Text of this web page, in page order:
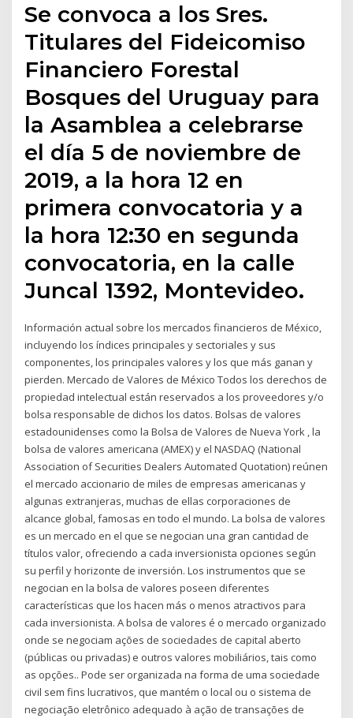
Se convoca a los Sres.
Titulares del Fideicomiso
Financiero Forestal
Bosques del Uruguay para
la Asamblea a celebrarse
el día 5 de noviembre de
2019, a la hora 12 en
primera convocatoria y a
la hora 12:30 en segunda
convocatoria, en la calle
Juncal 1392, Montevideo.
Información actual sobre los mercados financieros de México,
incluyendo los índices principales y sectoriales y sus
componentes, los principales valores y los que más ganan y
pierden. Mercado de Valores de México Todos los derechos de
propiedad intelectual están reservados a los proveedores y/o
bolsa responsable de dichos los datos. Bolsas de valores
estadounidenses como la Bolsa de Valores de Nueva York , la
bolsa de valores americana (AMEX) y el NASDAQ (National
Association of Securities Dealers Automated Quotation) reúnen
el mercado accionario de miles de empresas americanas y
algunas extranjeras, muchas de ellas corporaciones de
alcance global, famosas en todo el mundo. La bolsa de valores
es un mercado en el que se negocian una gran cantidad de
títulos valor, ofreciendo a cada inversionista opciones según
su perfil y horizonte de inversión. Los instrumentos que se
negocian en la bolsa de valores poseen diferentes
características que los hacen más o menos atractivos para
cada inversionista. A bolsa de valores é o mercado organizado
onde se negociam ações de sociedades de capital aberto
(públicas ou privadas) e outros valores mobiliários, tais como
as opções.. Pode ser organizada na forma de uma sociedade
civil sem fins lucrativos, que mantém o local ou o sistema de
negociação eletrônico adequado à ação de transações de